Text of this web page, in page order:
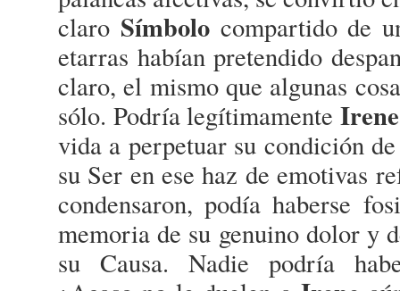
claro Símbolocompartido de
etarras habían pretendido
claro, el mismo que algunas
sólo. Podría legítimamente Irene
vida a perpetuar su condición
su Ser en ese haz de emotivas
condensaron, podía haberse
memoria de su genuino dolor y
su Causa. Nadie podría